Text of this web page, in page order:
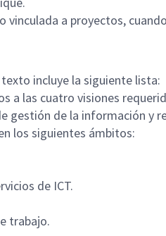
a proyectos,
incluye la siguiente lista:
a las cuatro visiones
gestión de la información
los siguientes ámbitos:
de ICT.
trabajo.